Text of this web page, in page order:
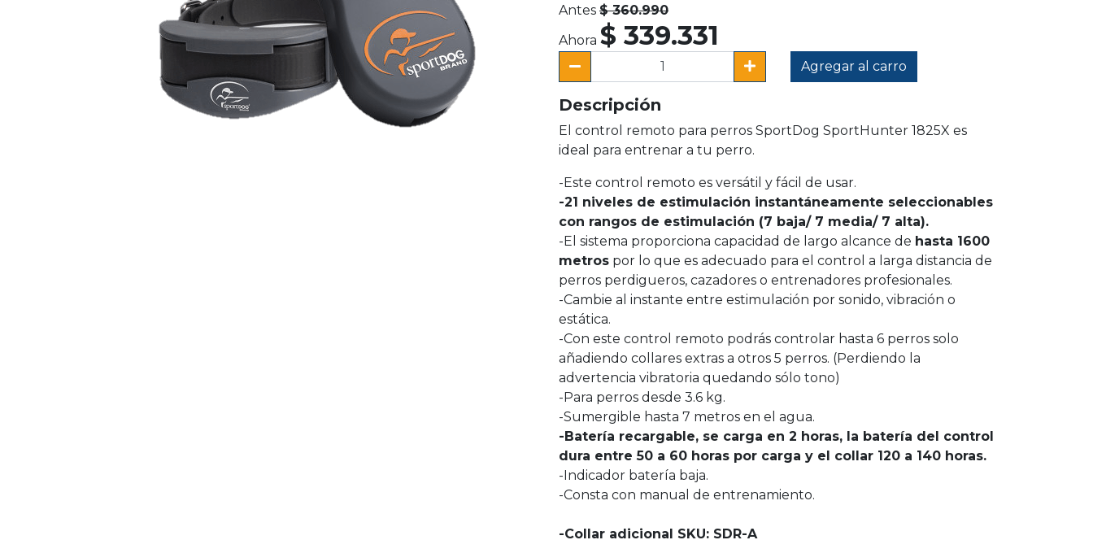
Antes $ 360.990
Ahora $ 339.331
Agregar al carro
Descripción
El control remoto para perros SportDog SportHunter 1825X es
ideal para entrenar a tu perro.
-Este control remoto es versátil y fácil de usar.
-21 niveles de estimulación instantáneamente seleccionables
con rangos de estimulación (7 baja/ 7 media/ 7 alta).
-El sistema proporciona capacidad de largo alcance de hasta 1600
metros por lo que es adecuado para el control a larga distancia de
perros perdigueros, cazadores o entrenadores profesionales.
-Cambie al instante entre estimulación por sonido, vibración o
estática.
-Con este control remoto podrás controlar hasta 6 perros solo
añadiendo collares extras a otros 5 perros. (Perdiendo la
advertencia vibratoria quedando sólo tono)
-Para perros desde 3.6 kg.
-Sumergible hasta 7 metros en el agua.
-Batería recargable, se carga en 2 horas, la batería del control
dura entre 50 a 60 horas por carga y el collar 120 a 140 horas.
-Indicador batería baja.
-Consta con manual de entrenamiento.
-Collar adicional SKU: SDR-A